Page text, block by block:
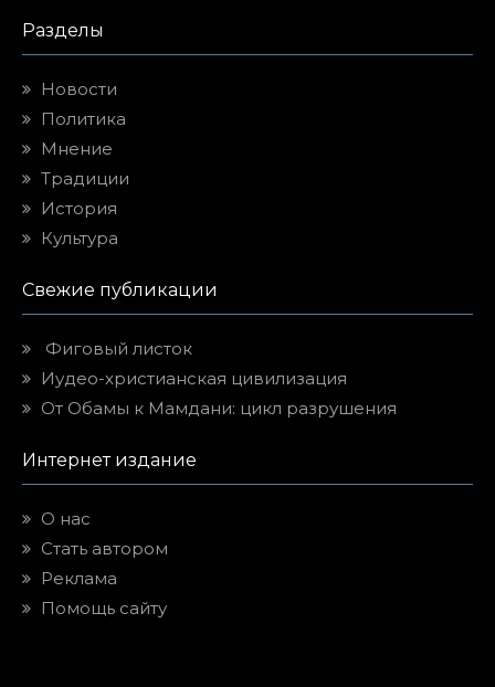
Разделы
Новости
Политика
Мнение
Традиции
История
Культура
Свежие публикации
Фиговый листок
Иудео-христианская цивилизация
От Обамы к Мамдани: цикл разрушения
Интернет издание
О нас
Стать автором
Реклама
Помощь сайту